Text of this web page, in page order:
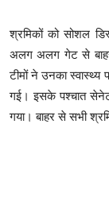
श्रमिकों को सोशल
अलग अलग गेट से
टीमों ने उनका स्वास्थ्य
गई। इसके पश्चात
गया। बाहर से सभी